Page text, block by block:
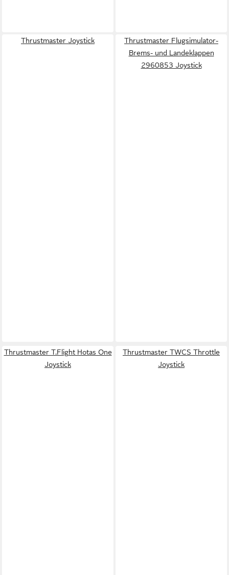
Thrustmaster Joystick
Thrustmaster Flugsimulator-
Brems- und Landeklappen
2960853 Joystick
Thrustmaster T.Flight Hotas One
Joystick
Thrustmaster TWCS Throttle
Joystick